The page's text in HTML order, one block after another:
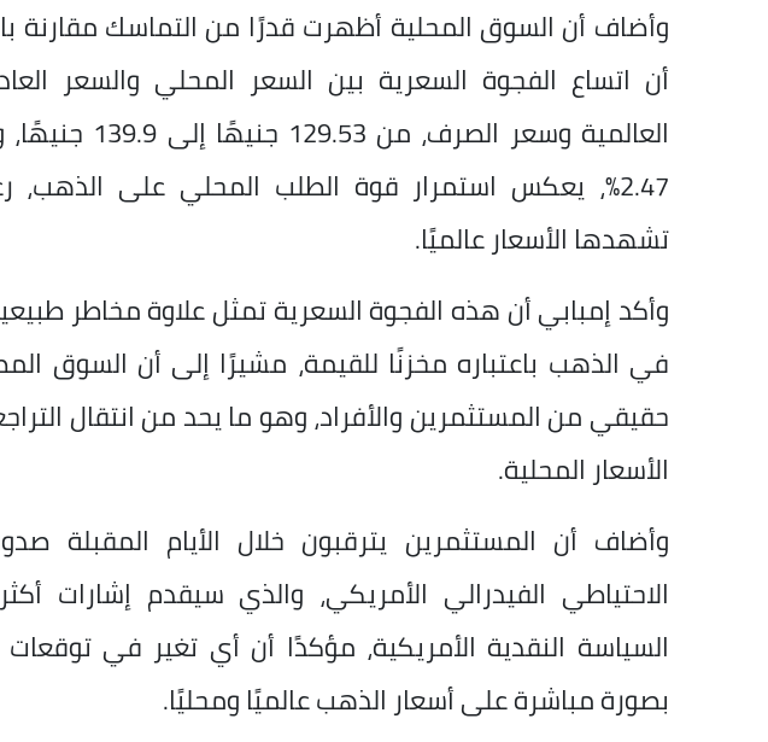
وأضاف أن السوق المحلية أظهرت قدرًا من التماسك مقارنة
أن اتساع الفجوة السعرية بين السعر المحلي والسعر
2.47%، يعكس استمرار قوة الطلب المحلي على
تشهدها الأسعار عالميًا.
وأكد إمبابي أن هذه الفجوة السعرية تمثل علاوة مخاطر
في الذهب باعتباره مخزنًا للقيمة، مشيرًا إلى أن السوق
حقيقي من المستثمرين والأفراد، وهو ما يحد من انتقال
الأسعار المحلية.
وأضاف أن المستثمرين يترقبون خلال الأيام المقبلة
الاحتياطي الفيدرالي الأمريكي، والذي سيقدم إشارات
السياسة النقدية الأمريكية، مؤكدًا أن أي تغير في
بصورة مباشرة على أسعار الذهب عالميًا ومحليًا.